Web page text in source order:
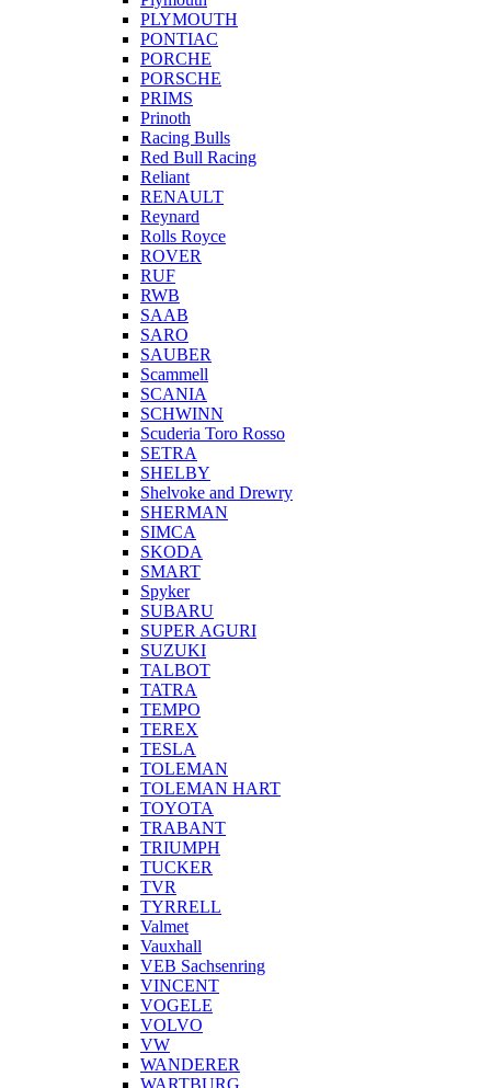
PLYMOUTH
PONTIAC
PORCHE
PORSCHE
PRIMS
Prinoth
Racing Bulls
Red Bull Racing
Reliant
RENAULT
Reynard
Rolls Royce
ROVER
RUF
RWB
SAAB
SARO
SAUBER
Scammell
SCANIA
SCHWINN
Scuderia Toro Rosso
SETRA
SHELBY
Shelvoke and Drewry
SHERMAN
SIMCA
SKODA
SMART
Spyker
SUBARU
SUPER AGURI
SUZUKI
TALBOT
TATRA
TEMPO
TEREX
TESLA
TOLEMAN
TOLEMAN HART
TOYOTA
TRABANT
TRIUMPH
TUCKER
TVR
TYRRELL
Valmet
Vauxhall
VEB Sachsenring
VINCENT
VOGELE
VOLVO
VW
WANDERER